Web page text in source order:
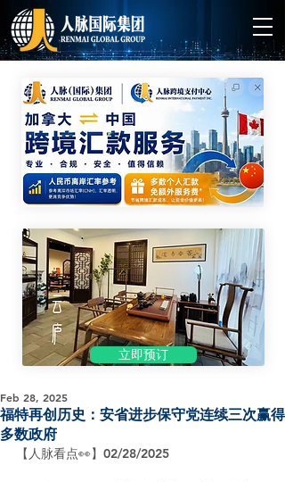
立即预订
福特再创历史：安省进步保守党连续三次赢得
多数政府
Feb 28, 2025
【人脉看点👀】02/28/2025